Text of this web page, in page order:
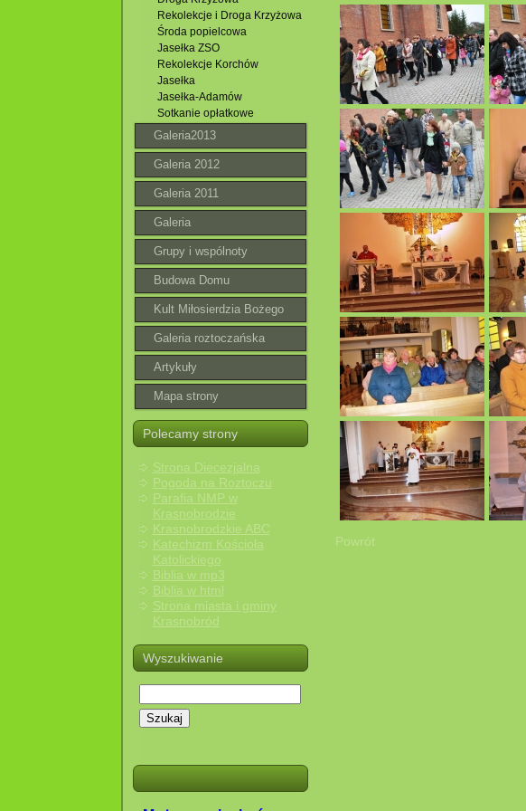
Rekolekcje i Droga Krzyżowa
Środa popielcowa
Jasełka ZSO
Rekolekcje Korchów
Jasełka
Jasełka-Adamów
Sotkanie opłatkowe
Galeria2013
Galeria 2012
Galeria 2011
Galeria
Grupy i wspólnoty
Budowa Domu
Parafialnego
Kult Miłosierdzia Bożego
Galeria roztoczańska
Artykuły
Mapa strony
Polecamy strony
Strona Diecezjalna
Pogoda na Roztoczu
Parafia NMP w
Krasnobrodzie
Krasnobrodzkie ABC
Katechizm Kościoła
Katolickiego
Biblia w mp3
Biblia w html
Strona miasta i gminy
Krasnobród
Wyszukiwanie
Szukaj
Powrót